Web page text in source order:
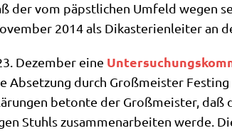
der vom päpst­li­chen Umfeld wegen
2014 als Dik­aste­ri­en­lei­ter an
Dezem­ber eine
Abset­zung durch Groß­mei­ster
beton­te der Groß­mei­ster,
Stuhls zusam­men­ar­bei­ten wer­de.